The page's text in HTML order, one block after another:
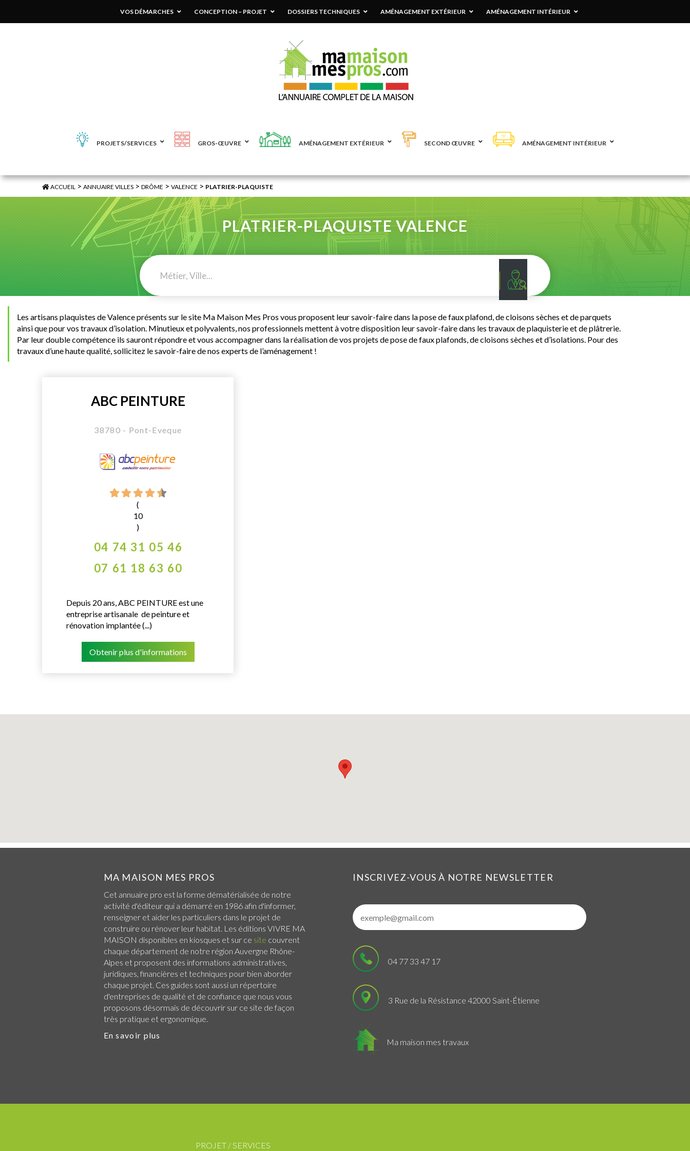
VOS DÉMARCHES CONCEPTION – PROJET DOSSIERS TECHNIQUES AMÉNAGEMENT EXTÉRIEUR AMÉNAGEMENT INTÉRIEUR
PROJETS/SERVICES GROS-ŒUVRE AMÉNAGEMENT EXTÉRIEUR SECOND ŒUVRE AMÉNAGEMENT INTÉRIEUR
ACCUEIL >ANNUAIRE VILLES >DRÔME >VALENCE > PLATRIER-PLAQUISTE
PLATRIER-PLAQUISTE VALENCE
Les artisans plaquistes de Valence présents sur le site Ma Maison Mes Pros vous proposent leur savoir-faire dans la pose de faux plafond, de cloisons sèches et de parquets
ainsi que pour vos travaux d’isolation. Minutieux et polyvalents, nos professionnels mettent à votre disposition leur savoir-faire dans les travaux de plaquisterie et de plâtrerie.
Par leur double compétence ils sauront répondre et vous accompagner dans la réalisation de vos projets de pose de faux plafonds, de cloisons sèches et d’isolations. Pour des
travaux d’une haute qualité, sollicitez le savoir-faire de nos experts de l’aménagement !
ABC PEINTURE
38780 - Pont-Eveque
(
10
)
04 74 31 05 46
07 61 18 63 60
Depuis 20 ans, ABC PEINTURE est une
entreprise artisanale de peinture et
rénovation implantée (...)
Obtenir plus d'informations
MA MAISON MES PROS
Cet annuaire pro est la forme dématérialisée de notre
activité d'éditeur qui a démarré en 1986 afin d'informer,
renseigner et aider les particuliers dans le projet de
construire ou rénover leur habitat. Les éditions VIVRE MA
MAISON disponibles en kiosques et sur ce site couvrent
chaque département de notre région Auvergne Rhône-
Alpes et proposent des informations administratives,
juridiques, financières et techniques pour bien aborder
chaque projet. Ces guides sont aussi un répertoire
d'entreprises de qualité et de confiance que nous vous
proposons désormais de découvrir sur ce site de façon
très pratique et ergonomique.
En savoir plus
INSCRIVEZ-VOUS À NOTRE NEWSLETTER
04 77 33 47 17
3 Rue de la Résistance 42000 Saint-Étienne
Ma maison mes travaux
PROJET / SERVICES